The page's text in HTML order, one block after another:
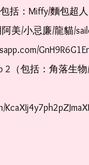
括：Miffy/麵包超
美/小忌廉/龍貓/
2（包括：角落生